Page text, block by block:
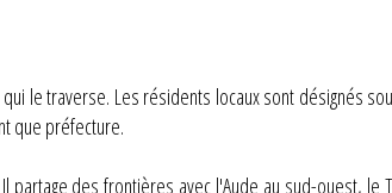
le traverse. Les résidents locaux sont désignés
que préfecture.
des frontières avec l'Aude au sud-ouest, le